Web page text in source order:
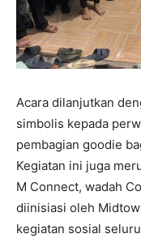
Acara dilanjutkan
simbolis kepada
pembagian goodie
Kegiatan ini juga
M Connect, wadah
diinisiasi oleh
kegiatan sosial